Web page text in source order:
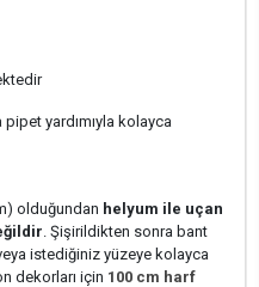
yardımıyla kolayca
olduğundan helyum ile uçan
. Şişirildikten sonra bant
istediğiniz yüzeye kolayca
dekorları için 100 cm harf